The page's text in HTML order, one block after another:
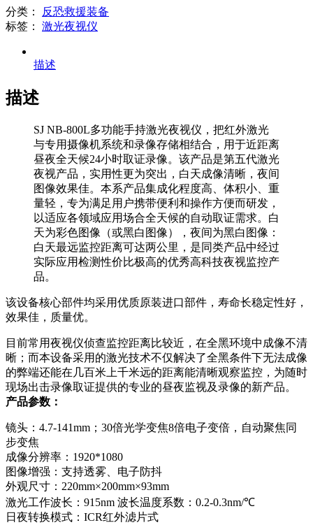
分类：
反恐救援装备
标签： 激光夜视仪
描述
描述
SJ NB-800L多功能手持激光夜视仪，把红外激光
与专用摄像机系统和录像存储相结合，用于近距离
昼夜全天候24小时取证录像。该产品是第五代激光
夜视产品，实用性更为突出，白天成像清晰，夜间
图像效果佳。本系产品集成化程度高、体积小、重
量轻，专为满足用户携带便利和操作方便而研发，
以适应各领域应用场合全天候的自动取证需求。白
天为彩色图像（或黑白图像），夜间为黑白图像：
白天最远监控距离可达两公里，是同类产品中经过
实际应用检测性价比极高的优秀高科技夜视监控产
品。
该设备核心部件均采用优质原装进口部件，寿命长稳定性好，
效果佳，质量优。
目前常用夜视仪侦查监控距离比较近，在全黑环境中成像不清
晰；而本设备采用的激光技术不仅解决了全黑条件下无法成像
的弊端还能在几百米上千米远的距离能清晰观察监控，为随时
现场出击录像取证提供的专业的昼夜监视及录像的新产品。
产品参数：
镜头：4.7-141mm；30倍光学变焦8倍电子变倍，自动聚焦同
步变焦
成像分辨率：1920*1080
图像增强：支持透雾、电子防抖
外观尺寸：220mm×200mm×93mm
激光工作波长：915nm 波长温度系数：0.2-0.3nm/℃
日夜转换模式：ICR红外滤片式